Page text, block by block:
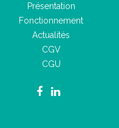
Présentation
Fonctionnement
Actualités
CGV
CGU